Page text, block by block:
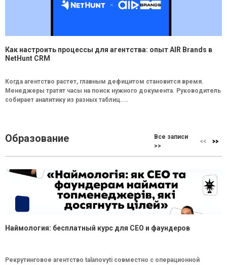
Как настроить процессы для агентства: опыт AIR Brands в
NetHunt CRM
Когда агентство растет, главным дефицитом становится время.
Менеджеры тратят часы на поиск нужного документа. Руководитель
собирает аналитику из разных таблиц....
Образование
Все записи
>>
Наймология: бесплатный курс для CEO и фаундеров
Рекрутинговое агентство talanovyti совместно с операционной